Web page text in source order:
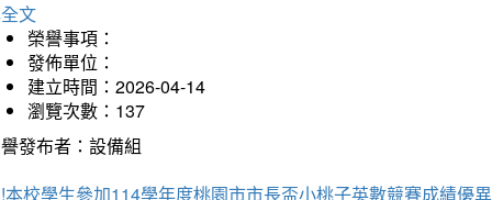
文
榮譽事項：
發佈單位：
建立時間：2026-04-14
瀏覽次數：137
發布者：設備組
本校學生參加114學年度桃園市市長盃小桃子英數競賽成績優